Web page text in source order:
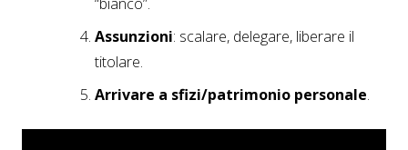
Assunzioni: scalare, delegare, liberare il
titolare.
Arrivare a sfizi/patrimonio personale.